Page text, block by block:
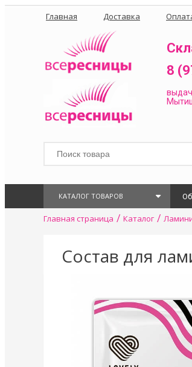
Главная Доставка
8
КАТАЛОГ ТОВАРОВ
Главная страница / Каталог /
Состав для